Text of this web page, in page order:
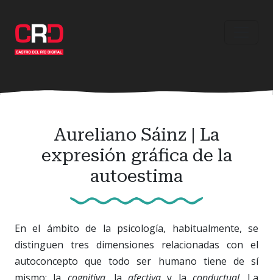
contenido
principal
Aureliano Sáinz | La
expresión gráfica de la
autoestima
En el ámbito de la psicología, habitualmente, se
distinguen tres dimensiones relacionadas con el
autoconcepto que todo ser humano tiene de sí